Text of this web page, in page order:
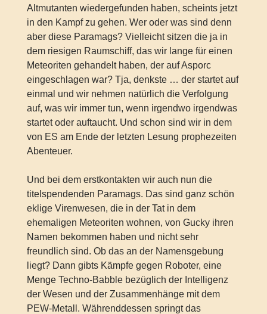
Altmutanten wiedergefunden haben, scheints jetzt
in den Kampf zu gehen. Wer oder was sind denn
aber diese Paramags? Vielleicht sitzen die ja in
dem riesigen Raumschiff, das wir lange für einen
Meteoriten gehandelt haben, der auf Asporc
eingeschlagen war? Tja, denkste … der startet auf
einmal und wir nehmen natürlich die Verfolgung
auf, was wir immer tun, wenn irgendwo irgendwas
startet oder auftaucht. Und schon sind wir in dem
von ES am Ende der letzten Lesung prophezeiten
Abenteuer.
Und bei dem erstkontakten wir auch nun die
titelspendenden Paramags. Das sind ganz schön
eklige Virenwesen, die in der Tat in dem
ehemaligen Meteoriten wohnen, von Gucky ihren
Namen bekommen haben und nicht sehr
freundlich sind. Ob das an der Namensgebung
liegt? Dann gibts Kämpfe gegen Roboter, eine
Menge Techno-Babble bezüglich der Intelligenz
der Wesen und der Zusammenhänge mit dem
PEW-Metall. Währenddessen springt das